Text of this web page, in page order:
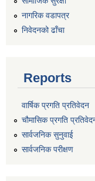
नागरिक वडापत्र
निवेदनको ढाँचा
Reports
वार्षिक प्रगति प्रतिवेदन
चौमासिक प्रगति
सार्वजनिक सुनुवाई
सार्वजनिक परीक्षण